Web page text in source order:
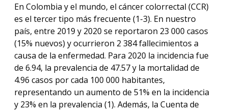
En Colombia y el mundo, el cáncer colorrectal (CCR)
es el tercer tipo más frecuente (1-3). En nuestro
país, entre 2019 y 2020 se reportaron 23 000 casos
(15% nuevos) y ocurrieron 2 384 fallecimientos a
causa de la enfermedad. Para 2020 la incidencia fue
de 6.94, la prevalencia de 47.57 y la mortalidad de
4.96 casos por cada 100 000 habitantes,
representando un aumento de 51% en la incidencia
y 23% en la prevalencia (1). Además, la Cuenta de